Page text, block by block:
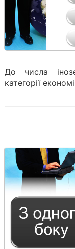
До числа
категорії